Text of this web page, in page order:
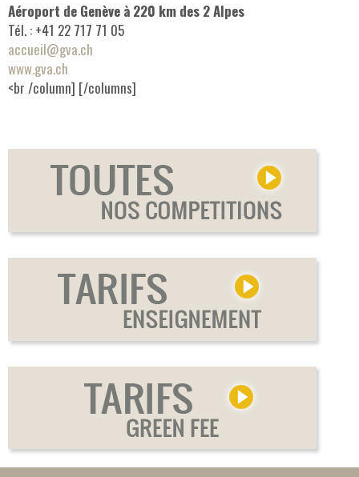
Aéroport de Genève à 220 km des 2 Alpes
Tél. : +41 22 717 71 05
accueil@gva.ch
www.gva.ch
<br /column] [/columns]